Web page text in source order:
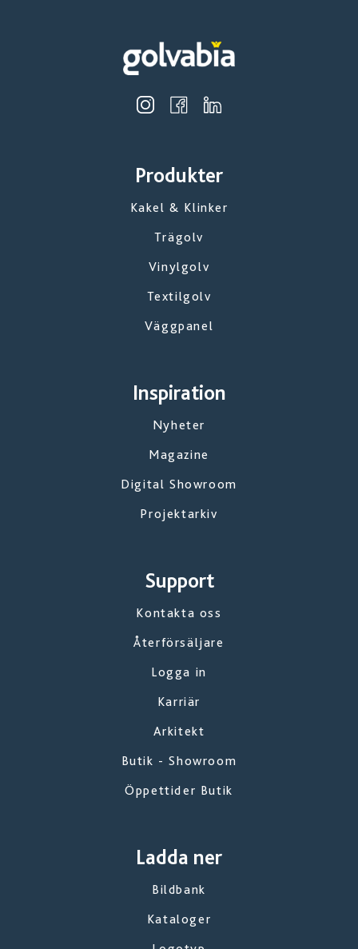
Produkter
Kakel & Klinker
Trägolv
Vinylgolv
Textilgolv
Väggpanel
Inspiration
Nyheter
Magazine
Digital Showroom
Projektarkiv
Support
Kontakta oss
Återförsäljare
Logga in
Karriär
Arkitekt
Butik - Showroom
Öppettider Butik
Ladda ner
Bildbank
Kataloger